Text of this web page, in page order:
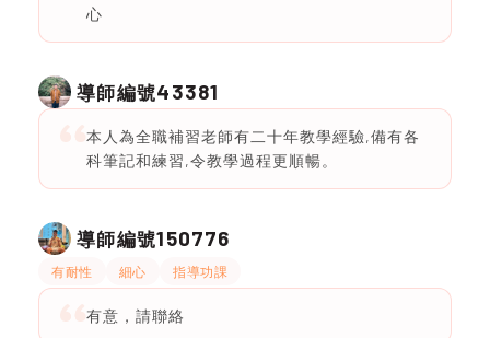
心
導師編號43381
本人為全職補習老師有二十年教學經驗,備有各
科筆記和練習,令教學過程更順暢。
導師編號150776
有耐性 細心 指導功課
有意，請聯絡